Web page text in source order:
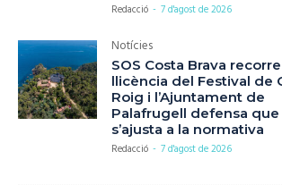
Redacció - 7 d'agost de 2026
Notícies
SOS Costa Brava
llicència del Festival de
Roig i l’Ajuntament de
Palafrugell defensa que
s’ajusta a la normativa
Redacció - 7 d'agost de 2026